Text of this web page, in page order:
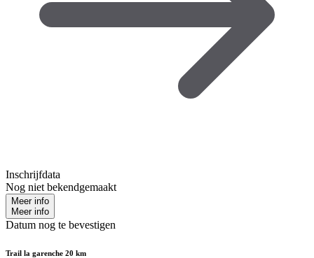
Inschrijfdata
Nog niet bekendgemaakt
Meer info
Meer info
Datum nog te bevestigen
Trail la garenche 20 km